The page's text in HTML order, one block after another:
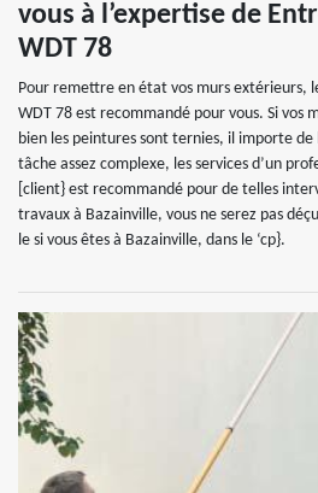
vous à l’expertise de
WDT 78
Pour remettre en état vos murs extérieurs,
WDT 78 est recommandé pour vous. Si vos
bien les peintures sont ternies, il importe de
tâche assez complexe, les services d’un
[client} est recommandé pour de telles
travaux à Bazainville, vous ne serez pas
le si vous êtes à Bazainville, dans le ‘cp}.